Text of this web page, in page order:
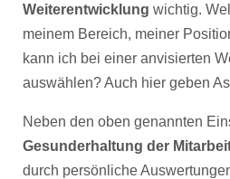
Weiterentwicklung wichtig.
meinem Bereich, meiner
kann ich bei einer anvisierten
auswählen? Auch hier geben
Neben den oben genannten
Gesunderhaltung der
durch persönliche